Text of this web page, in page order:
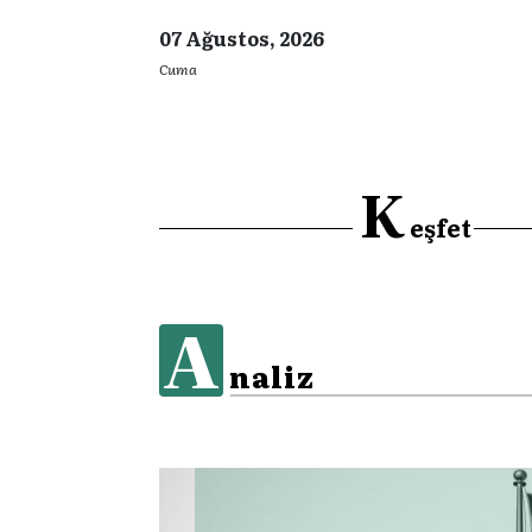
07 Ağustos, 2026
Cuma
Keşfet
A naliz